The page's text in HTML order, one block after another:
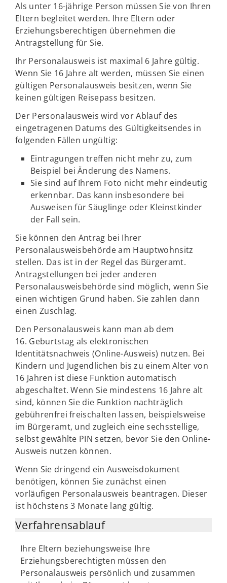
Als unter 16-jährige Person müssen Sie von Ihren
Eltern begleitet werden. Ihre Eltern oder
Erziehungsberechtigen übernehmen die
Antragstellung für Sie.
Ihr Personalausweis ist maximal 6 Jahre gültig.
Wenn Sie 16 Jahre alt werden, müssen Sie einen
gültigen Personalausweis besitzen, wenn Sie
keinen gültigen Reisepass besitzen.
Der Personalausweis wird vor Ablauf des
eingetragenen Datums des Gültigkeitsendes in
folgenden Fällen ungültig:
Eintragungen treffen nicht mehr zu, zum
Beispiel bei Änderung des Namens.
Sie sind auf Ihrem Foto nicht mehr eindeutig
erkennbar. Das kann insbesondere bei
Ausweisen für Säuglinge oder Kleinstkinder
der Fall sein.
Sie können den Antrag bei Ihrer
Personalausweisbehörde am Hauptwohnsitz
stellen. Das ist in der Regel das Bürgeramt.
Antragstellungen bei jeder anderen
Personalausweisbehörde sind möglich, wenn Sie
einen wichtigen Grund haben. Sie zahlen dann
einen Zuschlag.
Den Personalausweis kann man ab dem
16. Geburtstag als elektronischen
Identitätsnachweis (Online-Ausweis) nutzen. Bei
Kindern und Jugendlichen bis zu einem Alter von
16 Jahren ist diese Funktion automatisch
abgeschaltet. Wenn Sie mindestens 16 Jahre alt
sind, können Sie die Funktion nachträglich
gebührenfrei freischalten lassen, beispielsweise
im Bürgeramt, und zugleich eine sechsstellige,
selbst gewählte PIN setzen, bevor Sie den Online-
Ausweis nutzen können.
Wenn Sie dringend ein Ausweisdokument
benötigen, können Sie zunächst einen
vorläufigen Personalausweis beantragen. Dieser
ist höchstens 3 Monate lang gültig.
Verfahrensablauf
Ihre Eltern beziehungsweise Ihre
Erziehungsberechtigten müssen den
Personalausweis persönlich und zusammen